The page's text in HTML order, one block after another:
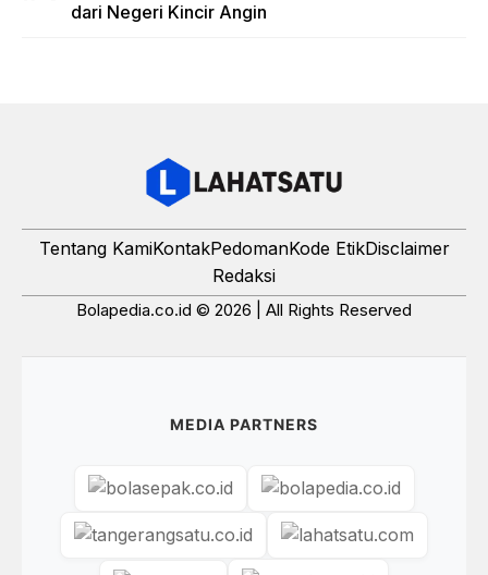
dari Negeri Kincir Angin
Tentang KamiKontakPedomanKode EtikDisclaimer
Redaksi
Bolapedia.co.id © 2026 | All Rights Reserved
MEDIA PARTNERS